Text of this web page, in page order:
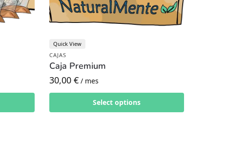
CAJAS
Caja Premium
30,00€ / mes
Select options
Quick View